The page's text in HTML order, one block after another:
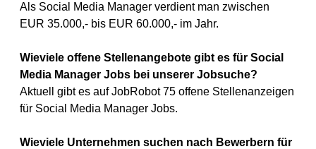
Als Social Media Manager verdient man zwischen
EUR 35.000,- bis EUR 60.000,- im Jahr.
Wieviele offene Stellenangebote gibt es für Social
Media Manager Jobs bei unserer Jobsuche?
Aktuell gibt es auf JobRobot 75 offene Stellenanzeigen
für Social Media Manager Jobs.
Wieviele Unternehmen suchen nach Bewerbern für